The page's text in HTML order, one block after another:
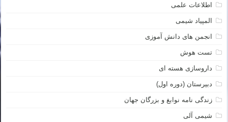
اطلاعات علمی
المپیاد شیمی
انجمن های دانش آموزی
تست هوش
داروسازی هسته ای
دبیرستان (دوره اول)
زندگی نامه نوابغ و بزرگان جهان
شیمی آلی